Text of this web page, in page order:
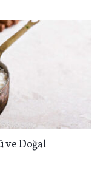
ve Doğal